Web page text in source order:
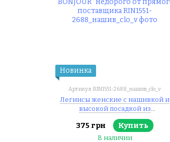
Новинка
Артикул: RIN1551-2688_нашив_clo_v
Легинсы женские с нашивкой и
высокой посадкой из
микродайвинга S-M, L-XL
"BONJOUR" недорого от прямого
поставщика
375 грн Купить
В наличии